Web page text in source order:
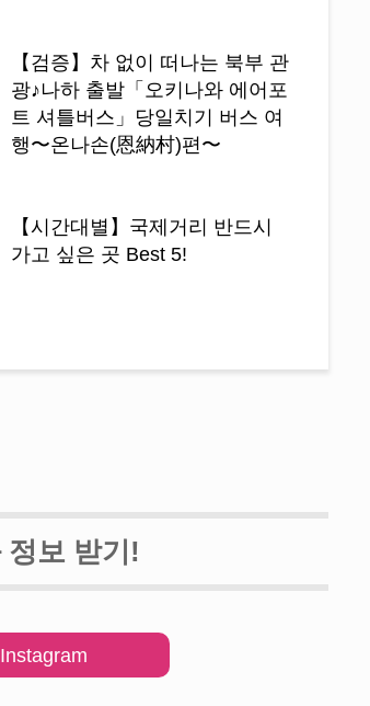
【검증】차 없이 떠나는 북부 관
광♪나하 출발「오키나와 에어포
트 셔틀버스」당일치기 버스 여
행〜온나손(恩納村)편〜
【시간대별】국제거리 반드시
가고 싶은 곳 Best 5!
정보 받기!
Instagram
관」을 2배로 즐기는 방법♪
【관광 명소】오키나와의 유일한